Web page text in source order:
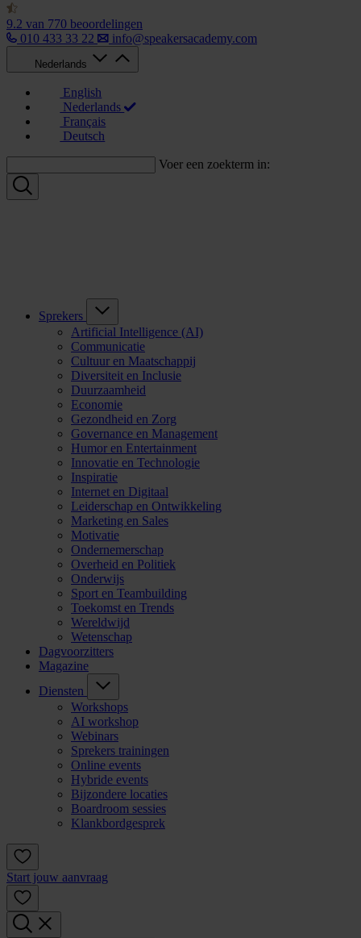
9.2 van 770 beoordelingen
010 433 33 22
info@speakersacademy.com
Nederlands
English
Nederlands
Français
Deutsch
Voer een zoekterm in:
Sprekers
Artificial Intelligence (AI)
Communicatie
Cultuur en Maatschappij
Diversiteit en Inclusie
Duurzaamheid
Economie
Gezondheid en Zorg
Governance en Management
Humor en Entertainment
Innovatie en Technologie
Inspiratie
Internet en Digitaal
Leiderschap en Ontwikkeling
Marketing en Sales
Motivatie
Ondernemerschap
Overheid en Politiek
Onderwijs
Sport en Teambuilding
Toekomst en Trends
Wereldwijd
Wetenschap
Dagvoorzitters
Magazine
Diensten
Workshops
AI workshop
Webinars
Sprekers trainingen
Online events
Hybride events
Bijzondere locaties
Boardroom sessies
Klankbordgesprek
Start jouw aanvraag